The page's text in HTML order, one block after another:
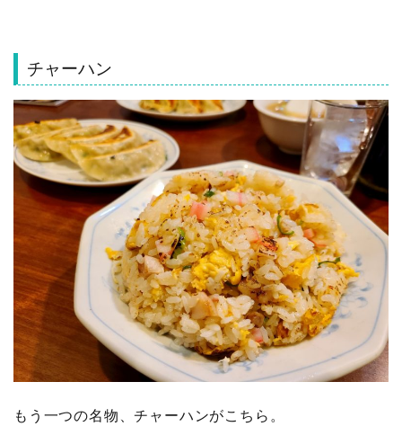
チャーハン
もう一つの名物、チャーハンがこちら。